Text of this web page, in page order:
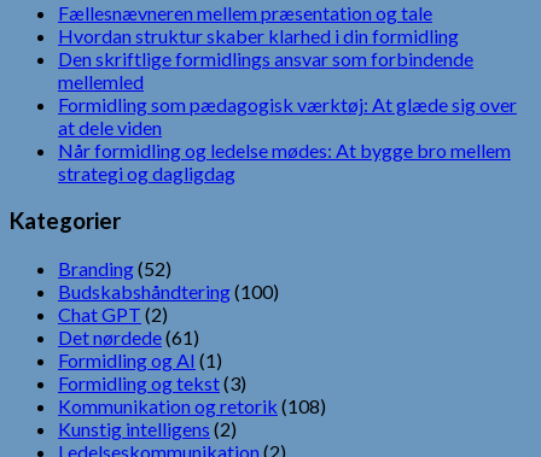
Fællesnævneren mellem præsentation og tale
Hvordan struktur skaber klarhed i din formidling
Den skriftlige formidlings ansvar som forbindende
mellemled
Formidling som pædagogisk værktøj: At glæde sig over
at dele viden
Når formidling og ledelse mødes: At bygge bro mellem
strategi og dagligdag
Kategorier
Branding(52)
Budskabshåndtering(100)
Chat GPT (2)
Det nørdede(61)
Formidling og AI (1)
Formidling og tekst(3)
Kommunikation og retorik (108)
Kunstig intelligens (2)
Ledelseskommunikation (2)